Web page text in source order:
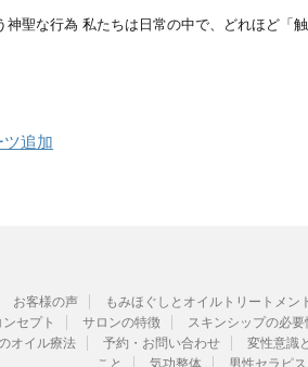
神聖な行為 私たちは日常の中で、どれほど「
ツ追加
お客様の声 もみほぐしとオイルトリートメン
ンセプト サロンの特徴 スキンシップの必要
オイル療法 予約・お問い合わせ 変性意識
こと
気功整体 男性セラピ